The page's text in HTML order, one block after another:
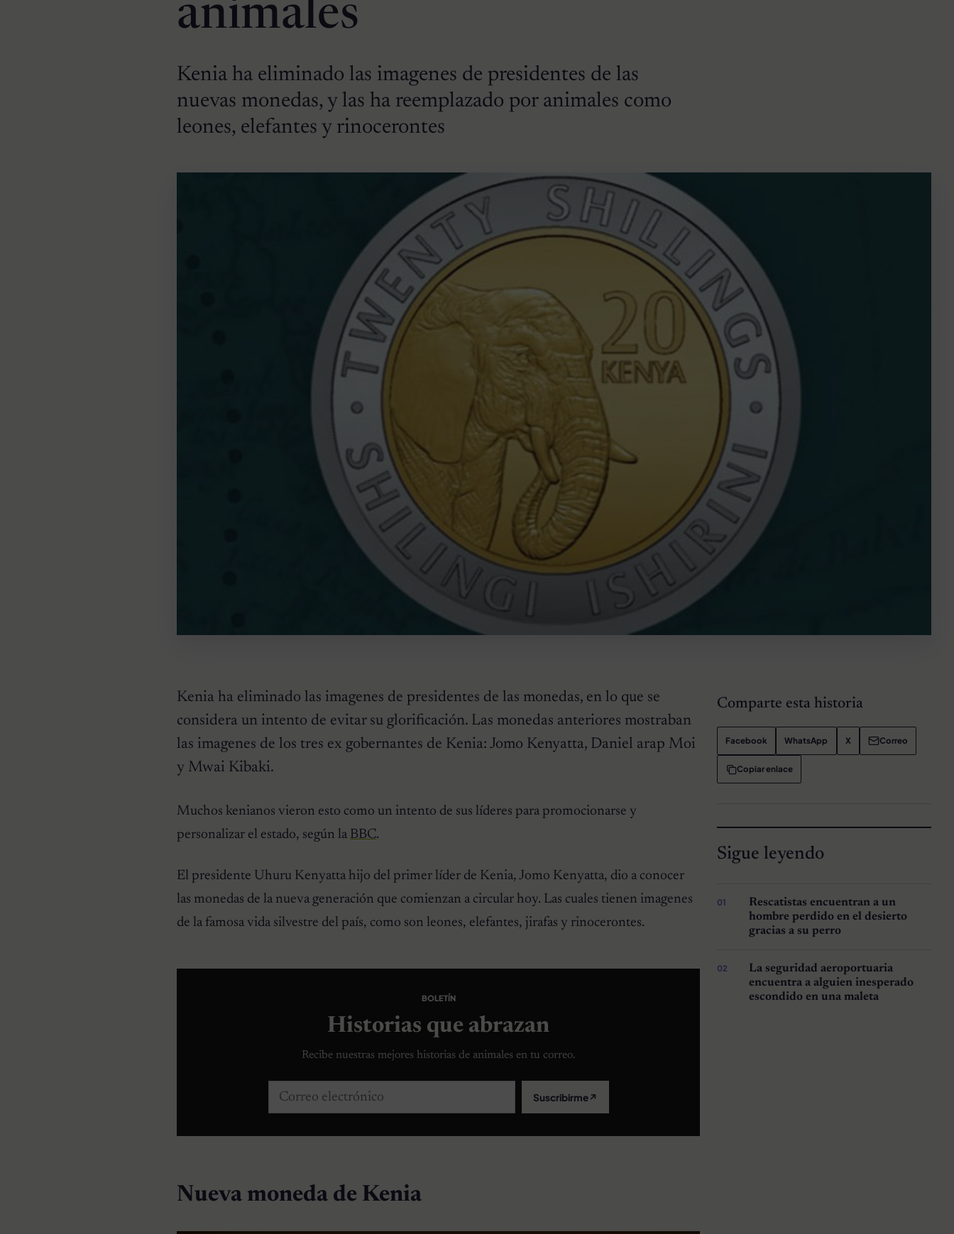
animales
Kenia ha eliminado las imagenes de presidentes de las
nuevas monedas, y las ha reemplazado por animales como
leones, elefantes y rinocerontes
Kenia ha eliminado las imagenes de presidentes de las monedas, en lo que se
considera un intento de evitar su glorificación. Las monedas anteriores mostraban
las imagenes de los tres ex gobernantes de Kenia: Jomo Kenyatta, Daniel arap Moi
y Mwai Kibaki.
Muchos kenianos vieron esto como un intento de sus líderes para promocionarse y
personalizar el estado, según la BBC.
El presidente Uhuru Kenyatta hijo del primer líder de Kenia, Jomo Kenyatta, dio a conocer
las monedas de la nueva generación que comienzan a circular hoy. Las cuales tienen imagenes
de la famosa vida silvestre del país, como son leones, elefantes, jirafas y rinocerontes.
BOLETÍN
Historias que abrazan
Recibe nuestras mejores historias de animales en tu correo.
Correo electrónico Suscribirme↗
Nueva moneda de Kenia
Comparte esta historia
Facebook WhatsApp X Correo
Copiar enlace
Sigue leyendo
Rescatistas encuentran a un
hombre perdido en el desierto
gracias a su perro
La seguridad aeroportuaria
encuentra a alguien inesperado
escondido en una maleta